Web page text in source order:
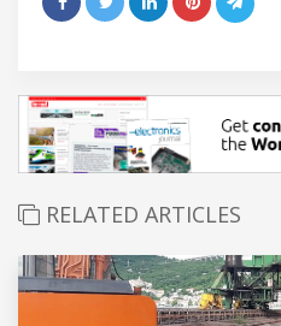
RELATED ARTICLES